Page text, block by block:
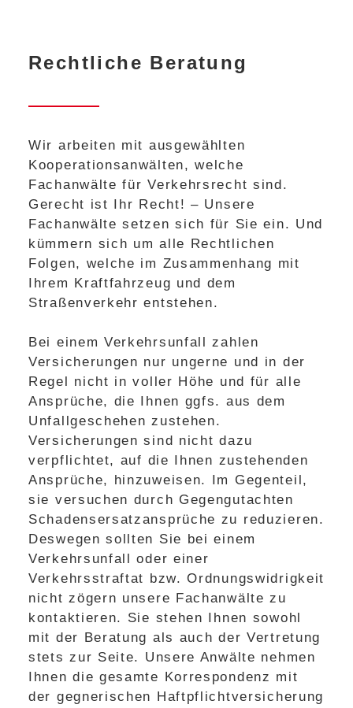
Rechtliche Beratung
Wir arbeiten mit ausgewählten
Kooperationsanwälten, welche
Fachanwälte für Verkehrsrecht sind.
Gerecht ist Ihr Recht! – Unsere
Fachanwälte setzen sich für Sie ein. Und
kümmern sich um alle Rechtlichen
Folgen, welche im Zusammenhang mit
Ihrem Kraftfahrzeug und dem
Straßenverkehr entstehen.
Bei einem Verkehrsunfall zahlen
Versicherungen nur ungerne und in der
Regel nicht in voller Höhe und für alle
Ansprüche, die Ihnen ggfs. aus dem
Unfallgeschehen zustehen.
Versicherungen sind nicht dazu
verpflichtet, auf die Ihnen zustehenden
Ansprüche, hinzuweisen. Im Gegenteil,
sie versuchen durch Gegengutachten
Schadensersatzansprüche zu reduzieren.
Deswegen sollten Sie bei einem
Verkehrsunfall oder einer
Verkehrsstraftat bzw. Ordnungswidrigkeit
nicht zögern unsere Fachanwälte zu
kontaktieren. Sie stehen Ihnen sowohl
mit der Beratung als auch der Vertretung
stets zur Seite. Unsere Anwälte nehmen
Ihnen die gesamte Korrespondenz mit
der gegnerischen Haftpflichtversicherung